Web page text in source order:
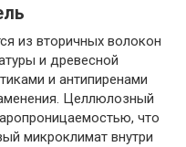
из вторичных волокон
и древесной
и антипиренами
Целлюлозный
что
микроклимат внутри